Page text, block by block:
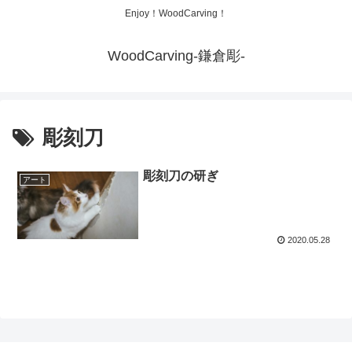
Enjoy！WoodCarving！
WoodCarving-鎌倉彫-
彫刻刀
アート 彫刻刀の研ぎ
2020.05.28